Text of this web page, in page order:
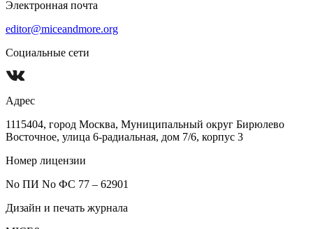
Электронная почта
editor@miceandmore.org
Социальные сети
Адрес
1115404, город Москва, Муниципальный округ Бирюлево
Восточное, улица 6-радиальная, дом 7/6, корпус 3
Номер лицензии
No ПИ No ФС 77 – 62901
Дизайн и печать журнала